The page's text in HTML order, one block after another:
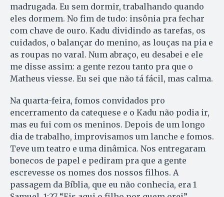
madrugada. Eu sem dormir, trabalhando quando
eles dormem. No fim de tudo: insônia pra fechar
com chave de ouro. Kadu dividindo as tarefas, os
cuidados, o balançar do menino, as louças na pia e
as roupas no varal. Num abraço, eu desabei e ele
me disse assim: a gente rezou tanto pra que o
Matheus viesse. Eu sei que não tá fácil, mas calma.
Na quarta-feira, fomos convidados pro
encerramento da catequese e o Kadu não podia ir,
mas eu fui com os meninos. Depois de um longo
dia de trabalho, improvisamos um lanche e fomos.
Teve um teatro e uma dinâmica. Nos entregaram
bonecos de papel e pediram pra que a gente
escrevesse os nomes dos nossos filhos. A
passagem da Bíblia, que eu não conhecia, era 1